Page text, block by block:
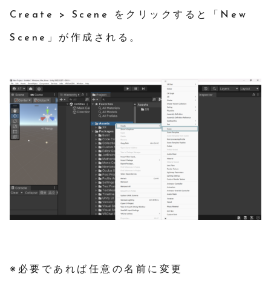
Create > Scene をクリックすると「New
Scene」が作成される。
※必要であれば任意の名前に変更